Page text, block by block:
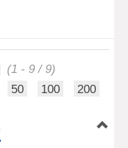
(1 - 9 / 9)
50 100 200